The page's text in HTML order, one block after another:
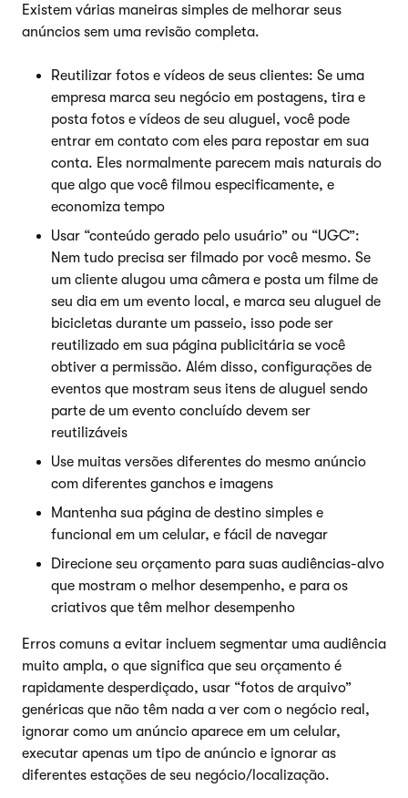
Existem várias maneiras simples de melhorar seus
anúncios sem uma revisão completa.
Reutilizar fotos e vídeos de seus clientes: Se uma
empresa marca seu negócio em postagens, tira e
posta fotos e vídeos de seu aluguel, você pode
entrar em contato com eles para repostar em sua
conta. Eles normalmente parecem mais naturais do
que algo que você filmou especificamente, e
economiza tempo
Usar “conteúdo gerado pelo usuário” ou “UGC”:
Nem tudo precisa ser filmado por você mesmo. Se
um cliente alugou uma câmera e posta um filme de
seu dia em um evento local, e marca seu aluguel de
bicicletas durante um passeio, isso pode ser
reutilizado em sua página publicitária se você
obtiver a permissão. Além disso, configurações de
eventos que mostram seus itens de aluguel sendo
parte de um evento concluído devem ser
reutilizáveis
Use muitas versões diferentes do mesmo anúncio
com diferentes ganchos e imagens
Mantenha sua página de destino simples e
funcional em um celular, e fácil de navegar
Direcione seu orçamento para suas audiências-alvo
que mostram o melhor desempenho, e para os
criativos que têm melhor desempenho
Erros comuns a evitar incluem segmentar uma audiência
muito ampla, o que significa que seu orçamento é
rapidamente desperdiçado, usar “fotos de arquivo”
genéricas que não têm nada a ver com o negócio real,
ignorar como um anúncio aparece em um celular,
executar apenas um tipo de anúncio e ignorar as
diferentes estações de seu negócio/localização.